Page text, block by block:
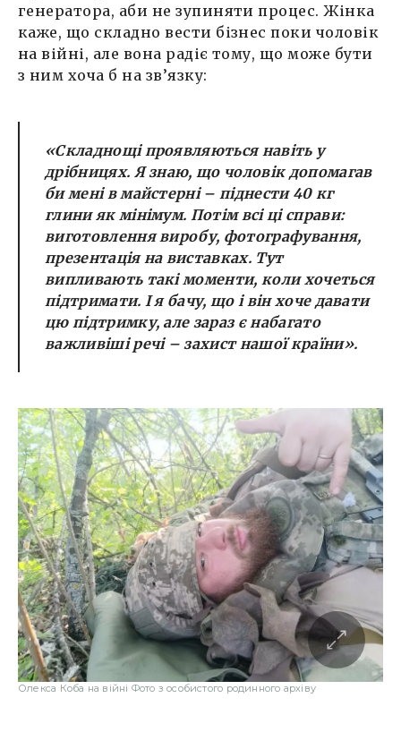
генератора, аби не зупиняти процес. Жінка
каже, що складно вести бізнес поки чоловік
на війні, але вона радіє тому, що може бути
з ним хоча б на зв’язку:
«Складнощі проявляються навіть у
дрібницях. Я знаю, що чоловік допомагав
би мені в майстерні – піднести 40 кг
глини як мінімум. Потім всі ці справи:
виготовлення виробу, фотографування,
презентація на виставках. Тут
випливають такі моменти, коли хочеться
підтримати. І я бачу, що і він хоче давати
цю підтримку, але зараз є набагато
важливіші речі – захист нашої країни».
Олекса Коба на війні Фото з особистого родинного архіву